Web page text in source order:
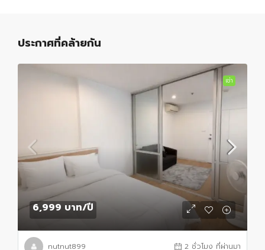
ประกาศที่คล้ายกัน
เช่า
6,999 บาท/ปี
nutnut899 2 ชั่วโมง ที่ผ่านมา